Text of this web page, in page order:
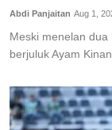
Abdi Panjaitan Aug 1,
Meski menelan
berjuluk Ayam